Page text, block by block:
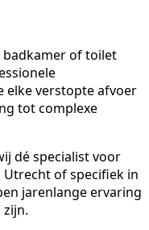
badkamer of toilet
elke verstopte afvoer
tot complexe
dé specialist voor
of specifiek in
jarenlange ervaring